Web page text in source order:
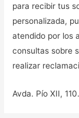
para recibir tus
personalizada,
atendido por los
consultas sobre
realizar
Avda. Pío XII,